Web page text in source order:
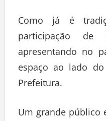
Como já é
participação de
apresentando no
espaço ao lado
Prefeitura.
Um grande público